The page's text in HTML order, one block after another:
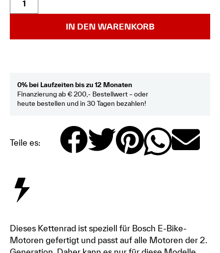
IN DEN WARENKORB
0% bei Laufzeiten bis zu 12 Monaten
Finanzierung ab € 200,- Bestellwert – oder
heute bestellen und in 30 Tagen bezahlen!
Teile es:
Dieses Kettenrad ist speziell für Bosch E-Bike-
Motoren gefertigt und passt auf alle Motoren der 2.